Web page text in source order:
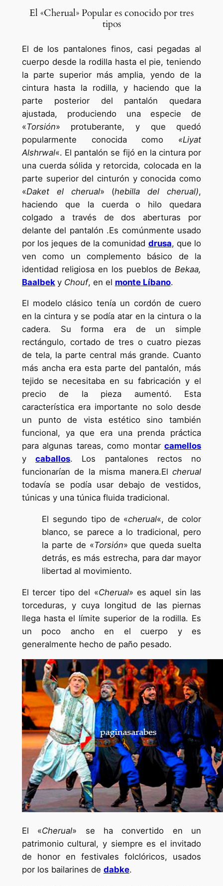
El «Cherual» Popular es conocido por tres
tipos
El de los pantalones finos, casi pegadas al
cuerpo desde la rodilla hasta el pie, teniendo
la parte superior más amplia, yendo de la
cintura hasta la rodilla, y haciendo que la
parte posterior del pantalón quedara
ajustada, produciendo una especie de
«Torsión» protuberante, y que quedó
popularmente conocida como «Liyat
Alshrwal«. El pantalón se fijó en la cintura por
una cuerda sólida y retorcida, colocada en la
parte superior del cinturón y conocida como
«Daket el cherual» (hebilla del cherual),
haciendo que la cuerda o hilo quedara
colgado a través de dos aberturas por
delante del pantalón .Es comúnmente usado
por los jeques de la comunidad drusa, que lo
ven como un complemento básico de la
identidad religiosa en los pueblos de Bekaa,
Baalbek y Chouf, en el monte Líbano.
El modelo clásico tenía un cordón de cuero
en la cintura y se podía atar en la cintura o la
cadera. Su forma era de un simple
rectángulo, cortado de tres o cuatro piezas
de tela, la parte central más grande. Cuanto
más ancha era esta parte del pantalón, más
tejido se necesitaba en su fabricación y el
precio de la pieza aumentó. Esta
característica era importante no solo desde
un punto de vista estético sino también
funcional, ya que era una prenda práctica
para algunas tareas, como montarcamellos
ycaballos. Los pantalones rectos no
funcionarían de la misma manera.Elcherual
todavía se podía usar debajo de vestidos,
túnicas y una túnica fluida tradicional.
El segundo tipo de «cherual«, de color
blanco, se parece a lo tradicional, pero
la parte de «Torsión» que queda suelta
detrás, es más estrecha, para dar mayor
libertad al movimiento.
El tercer tipo del «Cherual» es aquel sin las
torceduras, y cuya longitud de las piernas
llega hasta el límite superior de la rodilla. Es
un poco ancho en el cuerpo y es
generalmente hecho de paño pesado.
El «Cherual» se ha convertido en un
patrimonio cultural, y siempre es el invitado
de honor en festivales folclóricos, usados
por los bailarines de dabke.